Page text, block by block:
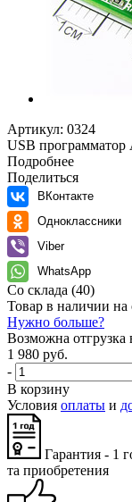
Артикул: 0324
USB программатор
Подробнее
Поделиться
ВКонтакте
Одноклассники
Viber
WhatsApp
Со склада (40)
Товар в наличии на
Нужно больше?
Возможна отгрузка
1 980 руб.
-
В корзину
Условия оплаты и
Гарантия - 1
та при­об­ре­те­ния